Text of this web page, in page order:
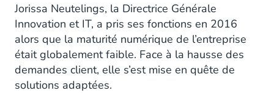
Jorissa Neutelings, la Directrice Générale
Innovation et IT, a pris ses fonctions en 2016
alors que la maturité numérique de l’entreprise
était globalement faible. Face à la hausse des
demandes client, elle s’est mise en quête de
solutions adaptées.